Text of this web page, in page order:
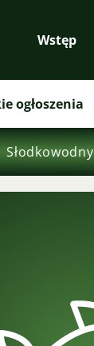
Wstęp
ogłoszenia
Słodkowodny